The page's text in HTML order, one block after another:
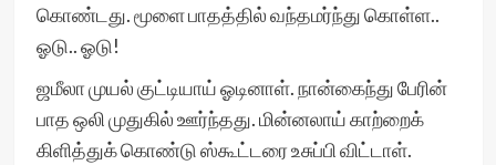
கொண்டது. மூளை பாதத்தில் வந்தமர்ந்து கொள்ள..
ஓடு.. ஓடு!
ஜமீலா முயல் குட்டியாய் ஓடினாள். நான்கைந்து பேரின்
பாத ஒலி முதுகில் ஊர்ந்தது. மின்னலாய் காற்றைக்
கிளித்துக் கொண்டு ஸ்கூட்டரை உசுப்பி விட்டாள்.